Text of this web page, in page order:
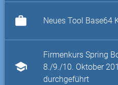
work Neues Tool Base64
school
Firmenkurs Spring
8./9./10. Oktober
durchgeführt